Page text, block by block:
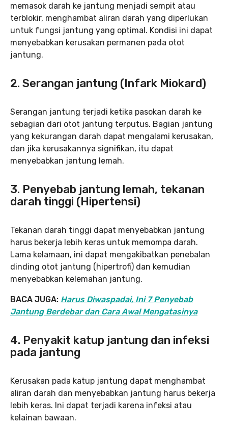
memasok darah ke jantung menjadi sempit atau
terblokir, menghambat aliran darah yang diperlukan
untuk fungsi jantung yang optimal. Kondisi ini dapat
menyebabkan kerusakan permanen pada otot
jantung.
2. Serangan jantung (Infark Miokard)
Serangan jantung terjadi ketika pasokan darah ke
sebagian dari otot jantung terputus. Bagian jantung
yang kekurangan darah dapat mengalami kerusakan,
dan jika kerusakannya signifikan, itu dapat
menyebabkan jantung lemah.
3. Penyebab jantung lemah, tekanan
darah tinggi (Hipertensi)
Tekanan darah tinggi dapat menyebabkan jantung
harus bekerja lebih keras untuk memompa darah.
Lama kelamaan, ini dapat mengakibatkan penebalan
dinding otot jantung (hipertrofi) dan kemudian
menyebabkan kelemahan jantung.
BACA JUGA: Harus Diwaspadai, Ini 7 Penyebab
Jantung Berdebar dan Cara Awal Mengatasinya
4. Penyakit katup jantung dan infeksi
pada jantung
Kerusakan pada katup jantung dapat menghambat
aliran darah dan menyebabkan jantung harus bekerja
lebih keras. Ini dapat terjadi karena infeksi atau
kelainan bawaan.